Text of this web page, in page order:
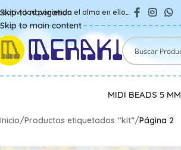
Skip to navigation
Skip to main content
poniendo el alma en ello…
MIDI BEADS 5 MM
Inicio/Productos etiquetados “kit”/Página 2